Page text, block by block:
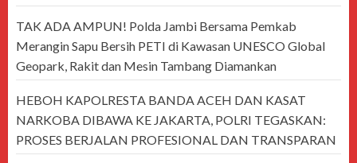
TAK ADA AMPUN! Polda Jambi Bersama Pemkab
Merangin Sapu Bersih PETI di Kawasan UNESCO Global
Geopark, Rakit dan Mesin Tambang Diamankan
HEBOH KAPOLRESTA BANDA ACEH DAN KASAT
NARKOBA DIBAWA KE JAKARTA, POLRI TEGASKAN:
PROSES BERJALAN PROFESIONAL DAN TRANSPARAN